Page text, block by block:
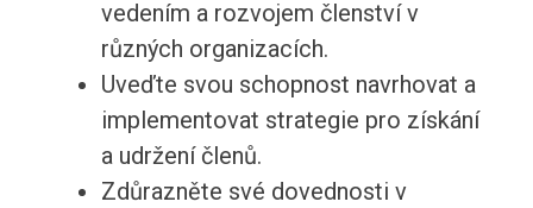
vedením a rozvojem členství v
různých organizacích.
Uveďte svou schopnost navrhovat a
implementovat strategie pro získání
a udržení členů.
Zdůrazněte své dovednosti v